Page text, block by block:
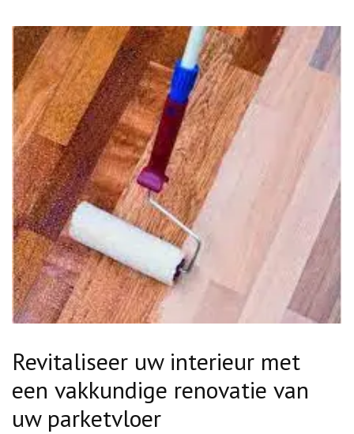
Revitaliseer uw interieur met
een vakkundige renovatie van
uw parketvloer